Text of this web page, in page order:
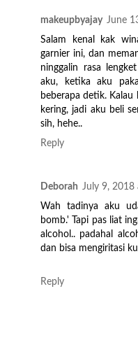
makeupbyajay June
Salam kenal kak
garnier ini, dan
ninggalin rasa
aku, ketika aku
beberapa detik.
kering, jadi aku beli
sih, hehe..
Reply
Deborah July 9, 2018
Wah tadinya aku
bomb.' Tapi pas liat
alcohol.. padahal
dan bisa mengiritasi
Reply